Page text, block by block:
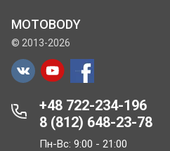
MOTOBODY
© 2013-2026
+48 722-234-196
8 (812) 648-23-78
Пн-Вс: 9:00 - 21:00